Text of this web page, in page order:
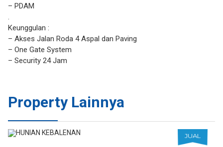
– PDAM
.
Keunggulan :
– Akses Jalan Roda 4 Aspal dan Paving
– One Gate System
– Security 24 Jam
Property Lainnya
JUAL